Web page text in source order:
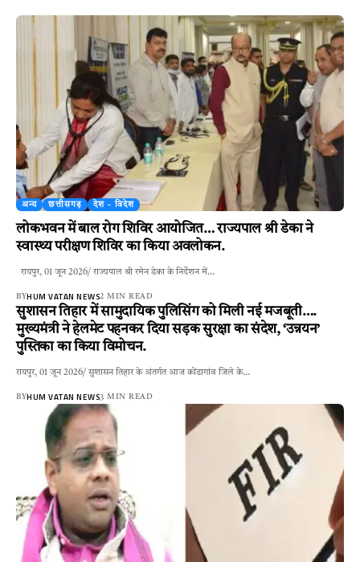
अन्य छत्तीसगढ़ देश - विदेश
लोकभवन में बाल रोग शिविर आयोजित… राज्यपाल श्री डेका ने
स्वास्थ्य परीक्षण शिविर का किया अवलोकन.
रायपुर, 01 जून 2026/ राज्यपाल श्री रमेन डेका के निर्देशन में…
BYHUM VATAN NEWS2 MIN READ
सुशासन तिहार में सामुदायिक पुलिसिंग को मिली नई मजबूती….
मुख्यमंत्री ने हेलमेट पहनकर दिया सड़क सुरक्षा का संदेश, ‘उन्नयन’
पुस्तिका का किया विमोचन.
रायपुर, 01 जून 2026/ सुशासन तिहार के अंतर्गत आज कोंडागांव जिले के…
BYHUM VATAN NEWS3 MIN READ